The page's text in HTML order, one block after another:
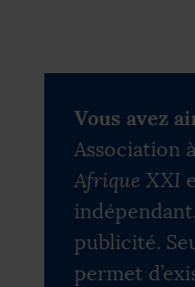
Vous avez
Association
Afrique XXI
publicité.
permet